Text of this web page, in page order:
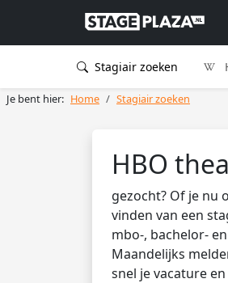
Stagiair zoeken
Je bent hier: Home Stagiair zoeken
HBO
gezocht? Of je nu
vinden van een
mbo-, bachelor-
Maandelijks
snel je vacature